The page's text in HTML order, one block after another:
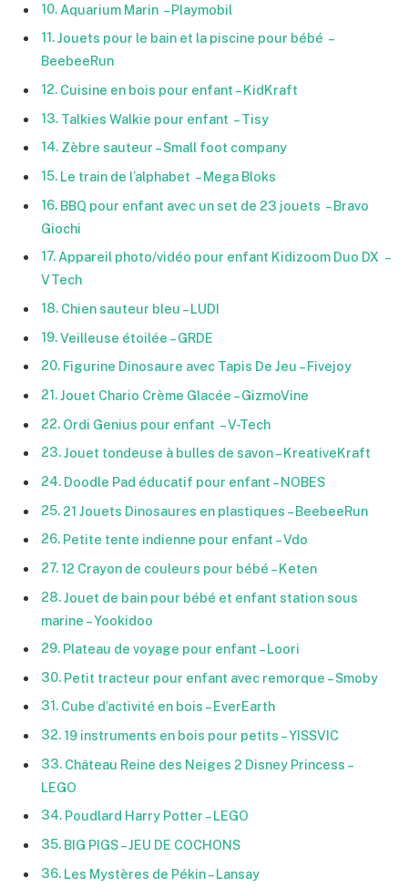
Aquarium Marin – Playmobil
Jouets pour le bain et la piscine pour bébé –
BeebeeRun
Cuisine en bois pour enfant – KidKraft
Talkies Walkie pour enfant – Tisy
Zèbre sauteur – Small foot company
Le train de l’alphabet – Mega Bloks
BBQ pour enfant avec un set de 23 jouets – Bravo
Giochi
Appareil photo/vidéo pour enfant Kidizoom Duo DX –
VTech
Chien sauteur bleu – LUDI
Veilleuse étoilée – GRDE
Figurine Dinosaure avec Tapis De Jeu – Fivejoy
Jouet Chario Crème Glacée – GizmoVine
Ordi Genius pour enfant – V-Tech
Jouet tondeuse à bulles de savon – KreativeKraft
Doodle Pad éducatif pour enfant – NOBES
21 Jouets Dinosaures en plastiques – BeebeeRun
Petite tente indienne pour enfant – Vdo
12 Crayon de couleurs pour bébé – Keten
Jouet de bain pour bébé et enfant station sous
marine – Yookidoo
Plateau de voyage pour enfant – Loori
Petit tracteur pour enfant avec remorque – Smoby
Cube d’activité en bois – EverEarth
19 instruments en bois pour petits – YISSVIC
Château Reine des Neiges 2 Disney Princess –
LEGO
Poudlard Harry Potter – LEGO
BIG PIGS – JEU DE COCHONS
Les Mystères de Pékin – Lansay